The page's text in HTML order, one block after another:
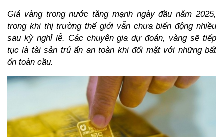
Giá vàng trong nước tăng mạnh ngày đầu năm 2025,
trong khi thị trường thế giới vẫn chưa biến động nhiều
sau kỳ nghỉ lễ. Các chuyên gia dự đoán, vàng sẽ tiếp
tục là tài sản trú ẩn an toàn khi đối mặt với những bất
ổn toàn cầu.